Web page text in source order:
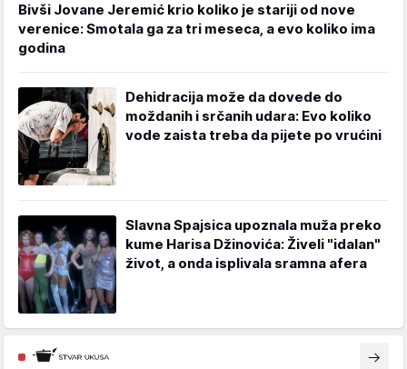
Bivši Jovane Jeremić krio koliko je stariji od nove
verenice: Smotala ga za tri meseca, a evo koliko ima
godina
Dehidracija može da dovede do
moždanih i srčanih udara: Evo koliko
vode zaista treba da pijete po vrućini
Slavna Spajsica upoznala muža preko
kume Harisa Džinovića: Živeli "idalan"
život, a onda isplivala sramna afera